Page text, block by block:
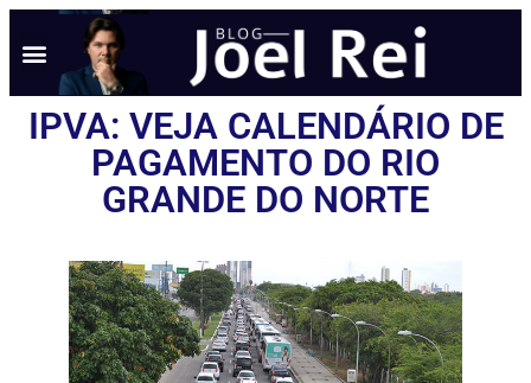
IPVA: VEJA CALENDÁRIO DE
PAGAMENTO DO RIO
GRANDE DO NORTE